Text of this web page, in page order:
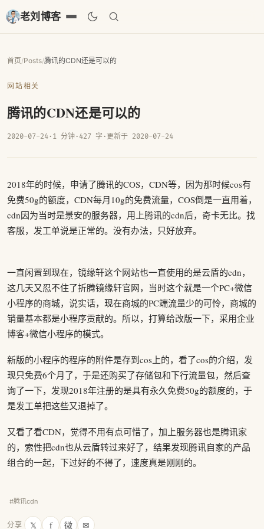
老刘博客
首页/Posts/腾讯的CDN还是可以的
网站相关
腾讯的CDN还是可以的
2020-07-24· 1 分钟· 427 字 · 更新于 2020-07-24
2018年的时候，申请了腾讯的COS，CDN等，因为那时候cos有
免费50g的额度，CDN每月10g的免费流量，COS倒是一直用着，
cdn因为当时是景安的服务器，用上腾讯的cdn后，奇卡无比。找
客服，发工单说是正常的。没有办法，只好放弃。
一直闲置到现在，镜缘轩这个网站也一直使用的是云盾的cdn，
这几天又忍不住了折腾镜缘轩官网，当时这个就是一个PC+微信
小程序的商城，说实话，现在商城的PC端流量少的可怜，商城的
销量基本都是小程序贡献的。所以，打算给改版一下，采用企业
博客+微信小程序的模式。
新版的小程序的程序的附件是存到cos上的，看了cos的介绍，发
现只免费6个月了，于是还购买了存储包和下行流量包，然后查
询了一下，发现2018年注册的是具有永久免费50g的额度的，于
是发工单把这些又退掉了。
又看了看CDN，觉得不用有点可惜了，加上服务器也是腾讯家
的，索性把cdn也从云盾转过来好了，结果发现腾讯自家的产品
组合的一起，下过好的不得了，速度真是刚刚的。
#腾讯cdn
分享 𝕏 f 微 ✉